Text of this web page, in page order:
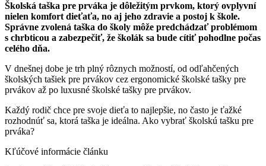
Školská taška pre prváka je dôležitým prvkom, ktorý ovplyvní
nielen komfort dieťaťa, no aj jeho zdravie a postoj k škole.
Správne zvolená taška do školy môže predchádzať problémom
s chrbticou a zabezpečiť, že školák sa bude cítiť pohodlne počas
celého dňa.
V dnešnej dobe je trh plný rôznych možností, od odľahčených
školských tašiek pre prvákov cez ergonomické školské tašky pre
prvákov až po luxusné školské tašky pre prvákov.
Každý rodič chce pre svoje dieťa to najlepšie, no často je ťažké
rozhodnúť sa, ktorá taška je ideálna. Ako vybrať školskú tašku pre
prváka?
Kľúčové informácie článku